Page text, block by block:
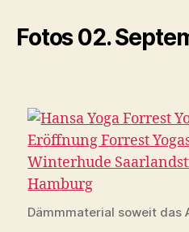
Fotos 02.
Dämmmaterial soweit das